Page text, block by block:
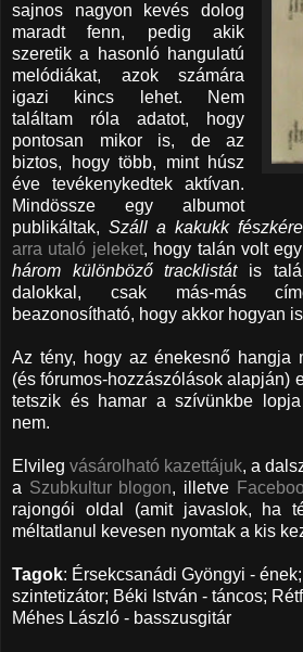
sajnos nagyon kevés dolog
maradt fenn, pedig akik
szeretik a hasonló hangulatú
melódiákat, azok számára
igazi kincs lehet. Nem
találtam róla adatot, hogy
pontosan mikor is, de az
biztos, hogy több, mint húsz
éve tevékenykedtek aktívan.
Mindössze egy albumot
publikáltak, Száll a kakukk fészkére
arra utaló jeleket, hogy talán volt
három különböző tracklistátis
dalokkal, csak más-más
beazonosítható, hogy akkor hogyan
Az tény, hogy az énekesnő hangja
(és fórumos-hozzászólások alapján)
tetszik és hamar a szívünkbe
nem.
Elvileg vásárolható kazettájuk, a
a Szubkultur blogon, illetve
rajongói oldal (amit javaslok, ha
méltatlanul kevesen nyomtak a kis
Tagok: Érsekcsanádi Gyöngyi -
szintetizátor; Béki István - táncos;
Méhes László - basszusgitár